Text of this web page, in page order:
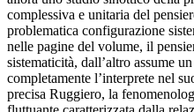
complessiva e unitaria del
problematica configurazione
nelle pagine del volume, il
sistematicità, dall’altro assume
completamente l’interprete nel
precisa Ruggiero, la